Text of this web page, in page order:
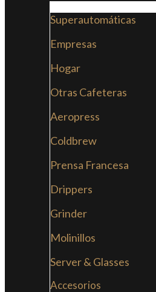
Superautomáticas
Empresas
Hogar
Otras Cafeteras
Aeropress
Coldbrew
Prensa Francesa
Drippers
Grinder
Molinillos
Server & Glasses
Accesorios